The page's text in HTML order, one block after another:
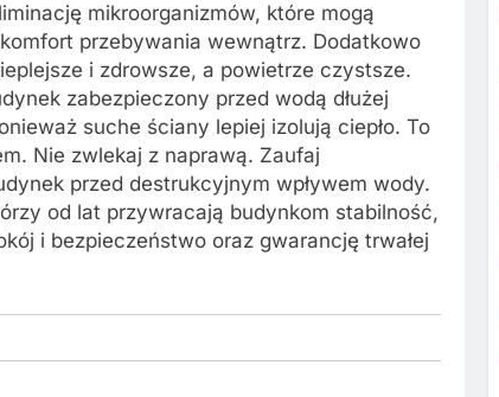
mikroorganizmów, które mogą
przebywania wewnątrz. Dodatkowo
i zdrowsze, a powietrze czystsze.
zabezpieczony przed wodą dłużej
suche ściany lepiej izolują ciepło. To
Nie zwlekaj z naprawą. Zaufaj
przed destrukcyjnym wpływem wody.
od lat przywracają budynkom stabilność,
i bezpieczeństwo oraz gwarancję trwałej